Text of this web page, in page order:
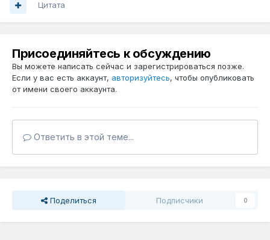
Цитата
Присоединяйтесь к обсуждению
Вы можете написать сейчас и зарегистрироваться позже.
Если у вас есть аккаунт, авторизуйтесь, чтобы опубликовать
от имени своего аккаунта.
Ответить в этой теме...
Поделиться Подписчики 0